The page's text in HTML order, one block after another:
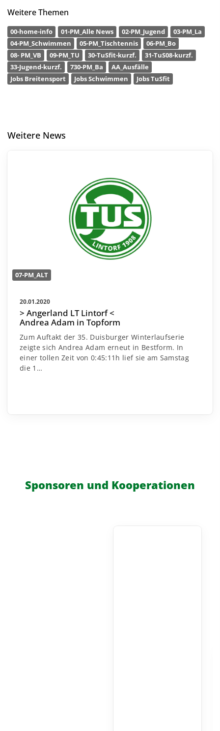
Weitere Themen
00-home-info 01-PM_Alle News 02-PM_Jugend
03-PM_La
04-PM_Schwimmen
05-PM_Tischtennis
06-PM_Bo
08- PM_VB
09-PM_TU 30-TuSfit-kurzf.
31-TuS08-kurzf.
33-Jugend-kurzf.
730-PM_Ba
AA_Ausfälle
Jobs Breitensport
Jobs Schwimmen Jobs TuSfit
Weitere News
07-PM_ALT
20.01.2020
> Angerland LT Lintorf <
Andrea Adam in Topform
Zum Auftakt der 35. Duisburger Winterlaufserie
zeigte sich Andrea Adam erneut in Bestform. In
einer tollen Zeit von 0:45:11h lief sie am Samstag
die 1…
Sponsoren und Kooperationen